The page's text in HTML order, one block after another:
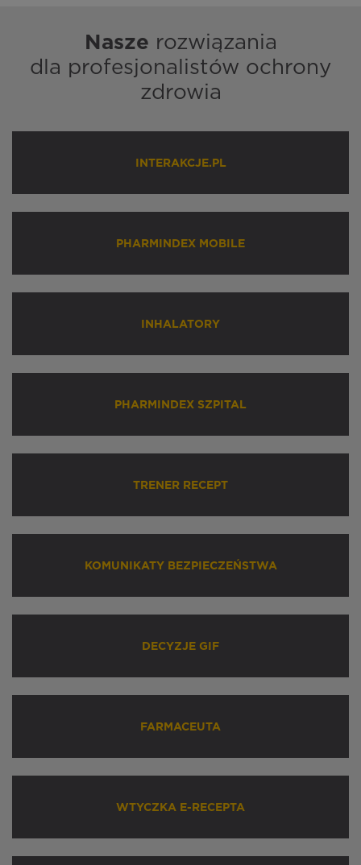
Nasze rozwiązania
dla profesjonalistów ochrony
zdrowia
INTERAKCJE.PL
PHARMINDEX MOBILE
INHALATORY
PHARMINDEX SZPITAL
TRENER RECEPT
KOMUNIKATY BEZPIECZEŃSTWA
DECYZJE GIF
FARMACEUTA
WTYCZKA E-RECEPTA